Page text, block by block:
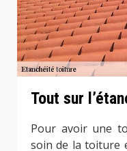
Tout sur
Pour avoir une
soin de la toiture